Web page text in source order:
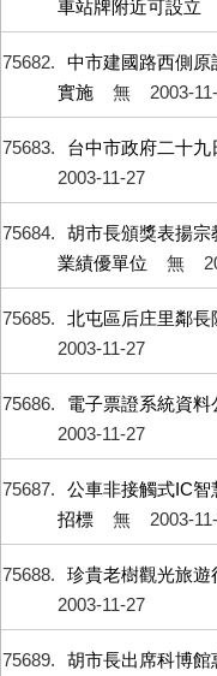
車站牌附近可設立
75682
中市建國路西側
實施
無 2003-
75683 台中市政府二十
2003-11-27
75684
胡市長頒獎表揚
業績優單位
無
75685 北屯區后庄里鄰
2003-11-27
75686 電子票證系統資
2003-11-27
75687
公車非接觸式IC
招標
無 2003-
75688 珍貴老樹觀光旅
2003-11-27
75689
胡市長出席科博館